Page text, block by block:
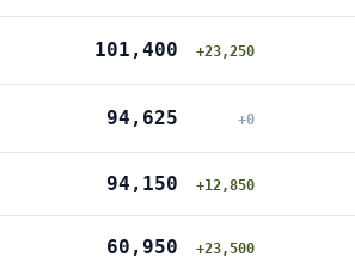
101,400 +23,250
94,625 +0
94,150 +12,850
60,950 +23,500